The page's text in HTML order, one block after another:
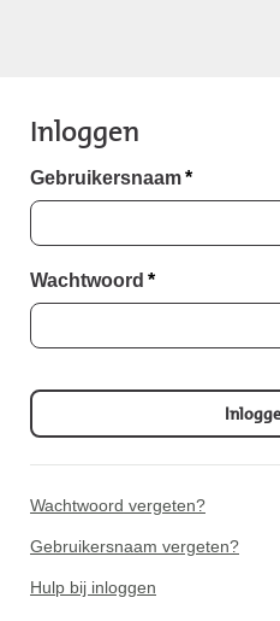
Inloggen
Gebruikersnaam*
Wachtwoord *
Wachtwoord vergeten?
Gebruikersnaam vergeten?
Hulp bij inloggen